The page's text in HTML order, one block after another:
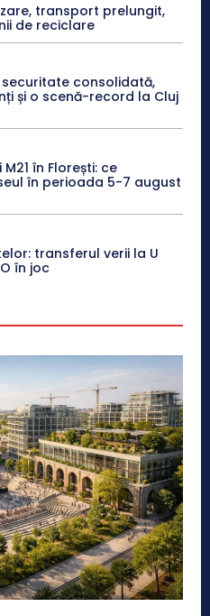
transport prelungit,
de reciclare
securitate consolidată,
și o scenă-record la Cluj
în Florești: ce
în perioada 5-7 august
transferul verii la U
în joc